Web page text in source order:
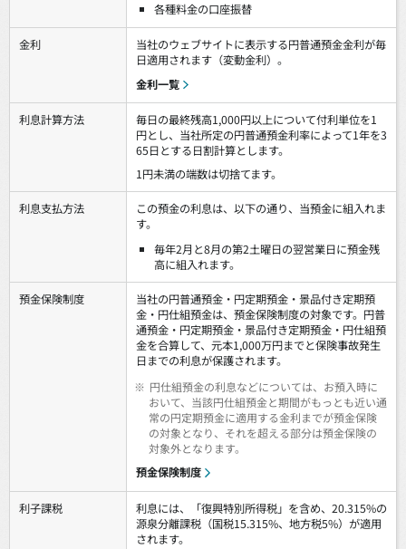
各種料金の口座振替
金利
当社のウェブサイトに表示する円普通預金金利が毎
日適用されます（変動金利）。
金利一覧
利息計算方法
毎日の最終残高1,000円以上について付利単位を1
円とし、当社所定の円普通預金利率によって1年を3
65日とする日割計算とします。
1円未満の端数は切捨てます。
利息支払方法
この預金の利息は、以下の通り、当預金に組入れま
す。
毎年2月と8月の第2土曜日の翌営業日に預金残
高に組入れます。
預金保険制度
当社の円普通預金・円定期預金・景品付き定期預
金・円仕組預金は、預金保険制度の対象です。円普
通預金・円定期預金・景品付き定期預金・円仕組預
金を合算して、元本1,000万円までと保険事故発生
日までの利息が保護されます。
※ 円仕組預金の利息などについては、お預入時に
おいて、当該円仕組預金と期間がもっとも近い通
常の円定期預金に適用する金利までが預金保険
の対象となり、それを超える部分は預金保険の
対象外となります。
預金保険制度
利子課税
利息には、「復興特別所得税」を含め、20.315%の
源泉分離課税（国税15.315%、地方税5%）が適用
されます。